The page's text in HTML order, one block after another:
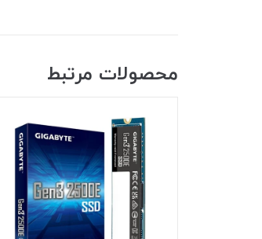
محصولات مرتبط